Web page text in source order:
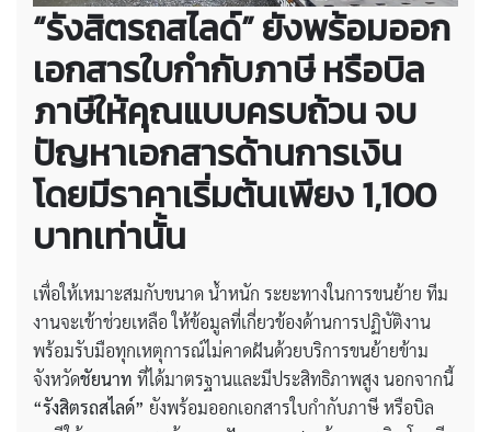
“รังสิตรถสไลด์” ยังพร้อมออก
เอกสารใบกำกับภาษี หรือบิล
ภาษีให้คุณแบบครบถ้วน จบ
ปัญหาเอกสารด้านการเงิน
โดยมีราคาเริ่มต้นเพียง 1,100
บาทเท่านั้น
เพื่อให้เหมาะสมกับขนาด น้ำหนัก ระยะทางในการขนย้าย ทีม
งานจะเข้าช่วยเหลือ ให้ข้อมูลที่เกี่ยวข้องด้านการปฏิบัติงาน
พร้อมรับมือทุกเหตุการณ์ไม่คาดฝันด้วยบริการขนย้ายข้าม
จังหวัดชัยนาท ที่ได้มาตรฐานและมีประสิทธิภาพสูง นอกจากนี้
“รังสิตรถสไลด์” ยังพร้อมออกเอกสารใบกำกับภาษี หรือบิล